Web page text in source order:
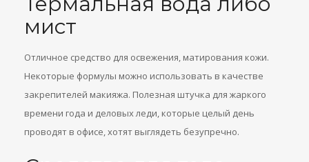
мист
Отличное средство для освежения, матирования кожи.
Некоторые формулы можно использовать в качестве
закрепителей макияжа. Полезная штучка для жаркого
времени года и деловых леди, которые целый день
проводят в офисе, хотят выглядеть безупречно.